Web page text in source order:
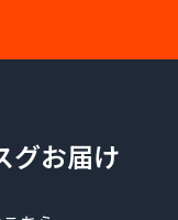
グお届け